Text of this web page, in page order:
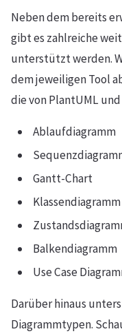
Neben dem bereits
gibt es zahlreiche
unterstützt werden.
dem jeweiligen Tool
die von PlantUML
Ablaufdiagramm
Gantt-Chart
Klassendiagramm
Balkendiagramm
Use Case
Darüber hinaus
Diagrammtypen.